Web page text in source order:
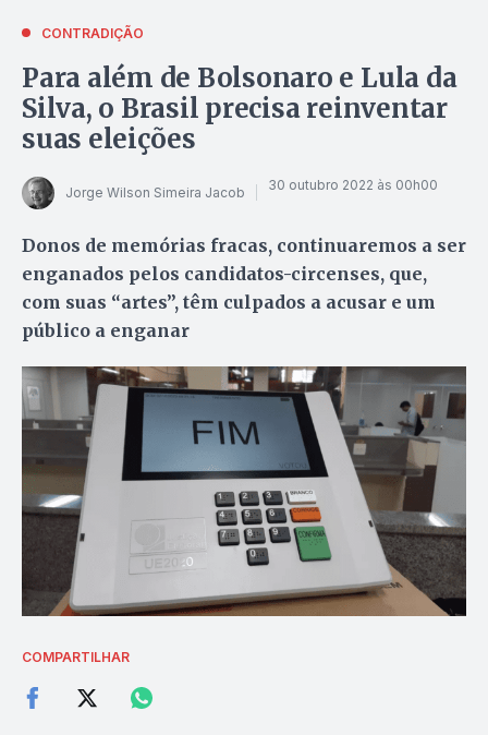
CONTRADIÇÃO
Para além de Bolsonaro e Lula da
Silva, o Brasil precisa reinventar
suas eleições
Jorge Wilson Simeira Jacob 30 outubro 2022 às 00h00
Donos de memórias fracas, continuaremos a ser
enganados pelos candidatos-circenses, que,
com suas “artes”, têm culpados a acusar e um
público a enganar
COMPARTILHAR